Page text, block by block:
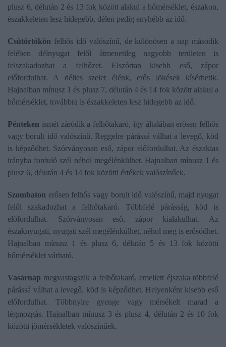
plusz 6, délután 2 és 13 fok között alakul a hőmérséklet, északon,
északkeleten lesz hidegebb, délen pedig enyhébb az idő.
Csütörtökön felhős idő valószínű, de különösen a nap második
felében délnyugat felől átmenetileg nagyobb területen is
felszakadozhat a felhőzet. Elszórtan kisebb eső, zápor
előfordulhat. A délies szelet élénk, erős lökések kísérhetik.
Hajnalban mínusz 1 és plusz 7, délután 4 és 14 fok között alakul a
hőmérséklet, továbbra is északkeleten lesz hidegebb az idő.
Pénteken ismét záródik a felhőtakaró, így általában erősen felhős
vagy borult idő valószínű. Reggelre párássá válhat a levegő, köd
is képződhet. Szórványosan eső, zápor előfordulhat. Az északias
irányba forduló szél néhol megélénkülhet. Hajnalban mínusz 1 és
plusz 6, délután 4 és 14 fok közötti értékek valószínűek.
Szombaton erősen felhős vagy borult idő valószínű, majd nyugat
felől szakadozhat a felhőtakaró. Többfelé párásság, köd is
előfordulhat. Szórványosan eső, zápor kialakulhat. Az
északnyugati, nyugati szél megélénkülhet, néhol meg is erősödhet.
Hajnalban mínusz 1 és plusz 6, délután 5 és 13 fok közötti
hőmérséklet várható.
Vasárnap megvastagszik a felhőtakaró, emellett éjszaka többfelé
párássá válhat a levegő, köd is képződhet. Helyenként kisebb eső
előfordulhat. Többnyire gyenge vagy mérsékelt marad a
légmozgás. Hajnalban mínusz 3 és plusz 4, délután 2 és 10 fok
közötti jőmérsékletek valószínűek.